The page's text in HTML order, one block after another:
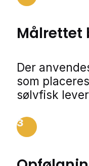
Der
som
sølvfisk
3